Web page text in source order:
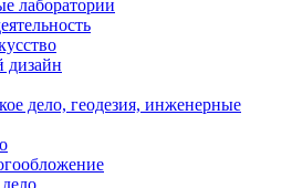
лаборатории
дело, геодезия, инженерные